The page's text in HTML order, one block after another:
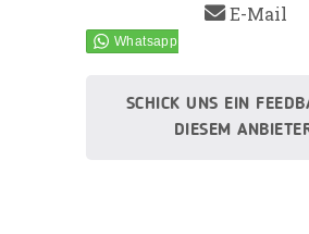
E-Mail
SCHICK UNS EIN
DIESEM